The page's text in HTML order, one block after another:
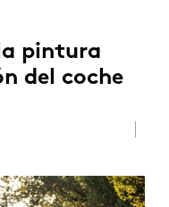
pintura
del coche